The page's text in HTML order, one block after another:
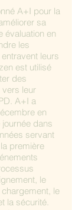
A+I pour la
sa
évaluation en
les
leurs
est utilisé
des
leur
A+I a
en
dans
servant
première
le
le
la sécurité.